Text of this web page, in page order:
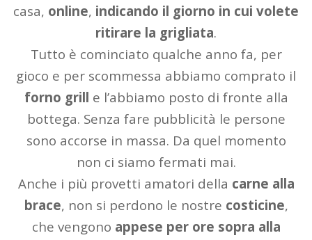
casa, online, indicando il giorno in cui volete
ritirare la grigliata.
Tutto è cominciato qualche anno fa, per
gioco e per scommessa abbiamo comprato il
forno grill e l’abbiamo posto di fronte alla
bottega. Senza fare pubblicità le persone
sono accorse in massa. Da quel momento
non ci siamo fermati mai.
Anche i più provetti amatori della carne alla
brace, non si perdono le nostre costicine,
che vengono appese per ore sopra alla